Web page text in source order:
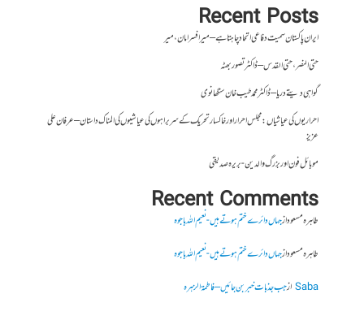
Recent Posts
ایران پاکستان سمیت دفاعی اتحاد چاہتا ہے – میر افسر امان،میر
حتی النصر ، حتی القدس – ڈاکٹر تصور بھٹہ
گواہی دیتے دریا – ڈاکٹر محمد طیب خان سنگھانوی
احراریوں کی عیاشیاں : مجلس احرار اور خاکسار تحریک کے سربراہوں کی عیاشیوں کی المناک داستان – عرفان علی
عزیز
موبائل فون اور بزرگ والدین- بریرہ صدیقی
Recent Comments
طاہرہ مسعودازجہاں دائرے ختم ہوتے ہیں- نعیم اللہ باجوہ
طاہرہ مسعودازجہاں دائرے ختم ہوتے ہیں- نعیم اللہ باجوہ
Sabaازجب جذبات خبر بن جائیں – فاطمۃالزہرہ